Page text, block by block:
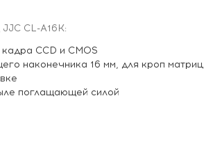
CL-A16K:
CCD и CMOS
наконечника 16 мм, для кроп матриц
поглащающей силой